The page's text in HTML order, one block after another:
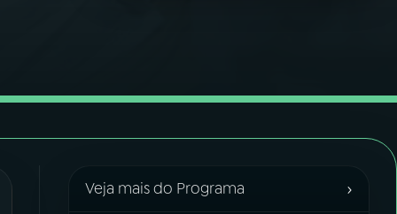
Veja mais do Programa ›